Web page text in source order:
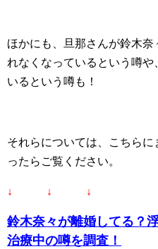
ほかにも、旦那さんが鈴木
れなくなっているという噂
いるという噂も！
それらについては、こちら
ったらご覧ください。
↓ ↓ ↓
鈴木奈々が離婚してる？
治療中の噂を調査！